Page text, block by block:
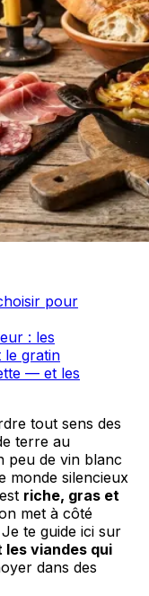
pour
: les
le gratin
— et les
tout sens des
terre au
peu de vin blanc
monde silencieux
riche, gras et
met à côté
te guide ici sur
les viandes qui
dans des